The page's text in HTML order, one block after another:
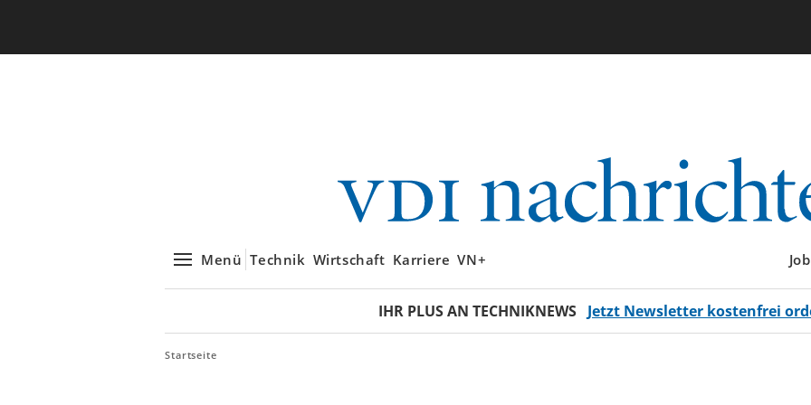
Menü Technik Wirtschaft Karriere VN+
IHR PLUS AN TECHNIKNEWS Jetzt Newsletter kostenfrei
Startseite